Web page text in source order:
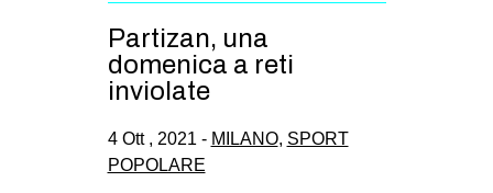
Partizan, una
domenica a reti
inviolate
4 Ott , 2021 - MILANO, SPORT
POPOLARE